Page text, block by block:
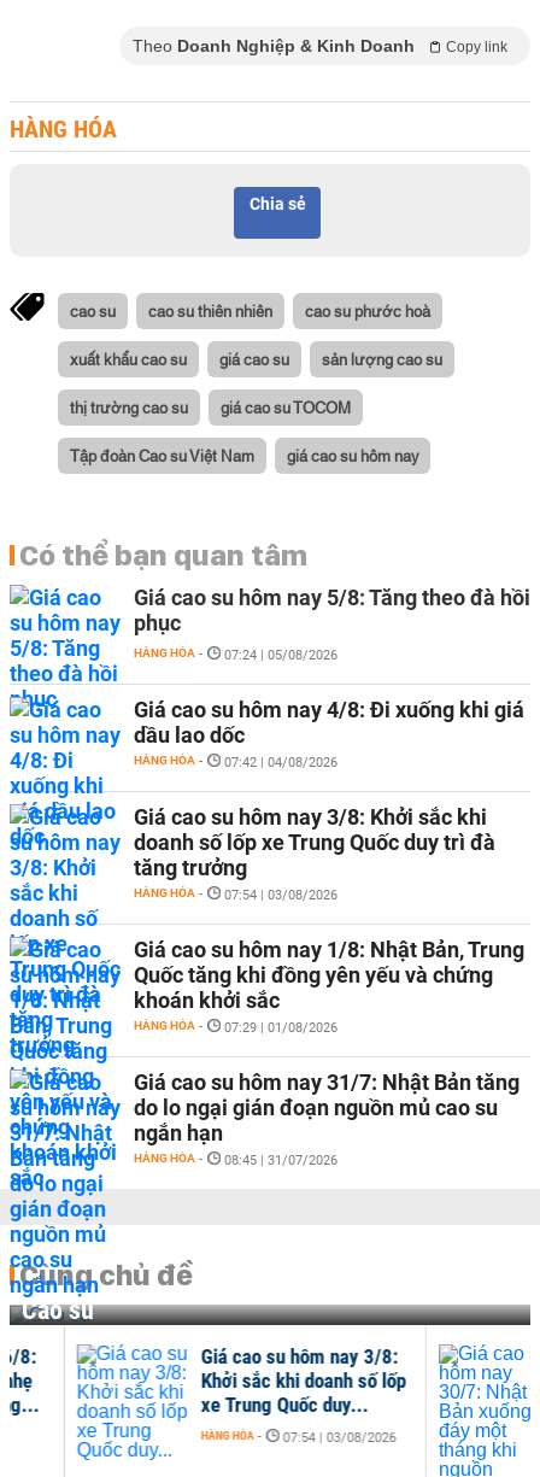
Theo Doanh Nghiệp & Kinh Doanh Copy link
HÀNG HÓA
Chia sẻ
cao su cao su thiên nhiên cao su phước hoà
xuất khẩu cao su giá cao su sản lượng cao su
thị trường cao su giá cao su TOCOM
Tập đoàn Cao su Việt Nam giá cao su hôm nay
Có thể bạn quan tâm
Giá cao su hôm nay 5/8: Tăng theo đà hồi
phục
HÀNG HÓA - 07:24 | 05/08/2026
Giá cao su hôm nay 4/8: Đi xuống khi giá
dầu lao dốc
HÀNG HÓA - 07:42 | 04/08/2026
Giá cao su hôm nay 3/8: Khởi sắc khi
doanh số lốp xe Trung Quốc duy trì đà
tăng trưởng
HÀNG HÓA - 07:54 | 03/08/2026
Giá cao su hôm nay 1/8: Nhật Bản, Trung
Quốc tăng khi đồng yên yếu và chứng
khoán khởi sắc
HÀNG HÓA - 07:29 | 01/08/2026
Giá cao su hôm nay 31/7: Nhật Bản tăng
do lo ngại gián đoạn nguồn mủ cao su
ngắn hạn
HÀNG HÓA - 08:45 | 31/07/2026
Cùng chủ đề
Cao su
Giá cao su hôm nay 3/8:
Khởi sắc khi doanh số lốp
xe Trung Quốc duy...
HÀNG HÓA - 07:54 | 03/08/2026